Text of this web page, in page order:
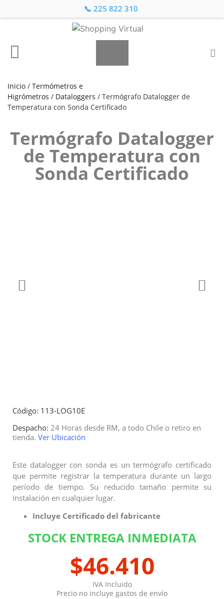
📞 225 822 310
Inicio / Termómetros e
Higrómetros / Dataloggers / Termógrafo Datalogger de
Temperatura con Sonda Certificado
Termógrafo Datalogger
de Temperatura con
Sonda Certificado
Código: 113-LOG10E
Despacho: 24 Horas desde RM, a todo Chile o retiro en
tienda. Ver Ubicación
Este datalogger con sonda es un termógrafo certificado
que permite registrar la temperatura durante un largo
período de tiempo. Su reducido tamaño permite su
instalación en cualquier lugar.
Incluye Certificado del fabricante
STOCK ENTREGA INMEDIATA
$46.410
IVA Incluido
Precio no incluye gastos de envío